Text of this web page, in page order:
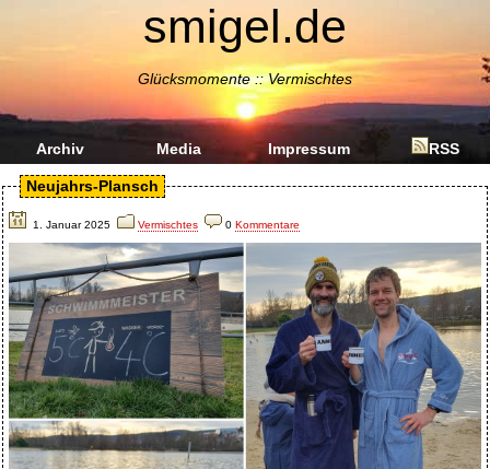
smigel.de
Glücksmomente :: Vermischtes
Archiv Media Impressum RSS
Neujahrs-Plansch
1. Januar 2025 Vermischtes 0 Kommentare